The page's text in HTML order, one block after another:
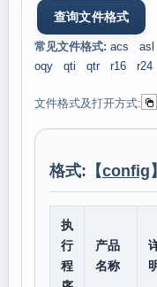
常见文件格式: acs asl
oqy
qti qtr r16 r24
文件格式及打开方式:
格式:【config
执
行
程
产品
名称